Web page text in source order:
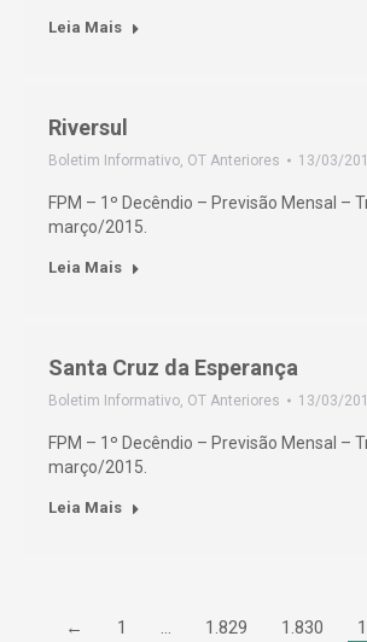
Leia Mais
Riversul
Boletim Informativo, OT Anteriores 13/03/
FPM – 1º Decêndio – Previsão Mensal –
março/2015.
Leia Mais
Santa Cruz da Esperança
Boletim Informativo, OT Anteriores 13/03/
FPM – 1º Decêndio – Previsão Mensal –
março/2015.
Leia Mais
← 1 … 1.829 1.830